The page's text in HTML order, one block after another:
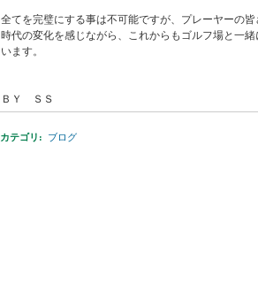
全てを完璧にする事は不可能ですが、プレーヤーの
時代の変化を感じながら、これからもゴルフ場と一
います。
ＢＹ ＳＳ
カテゴリ : ブログ